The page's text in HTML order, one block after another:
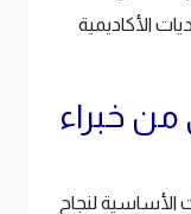
الأكاديمية
من خبراء
الأساسية لنجاح